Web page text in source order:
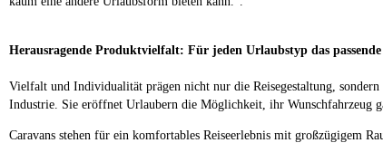
Herausragende Produktvielfalt: Für jeden Urlaubstyp das
Vielfalt und Individualität prägen nicht nur die Reisegestaltung,
Industrie. Sie eröffnet Urlaubern die Möglichkeit, ihr Wunschfahrzeug
Caravans stehen für ein komfortables Reiseerlebnis mit großzügigem